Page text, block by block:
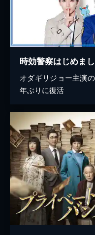
時効警察はじめま
オダギリジョー主演
年ぶりに復活